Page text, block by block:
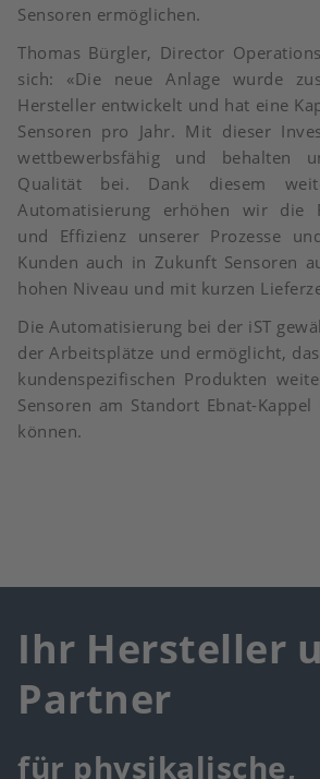
Sensoren ermöglichen.
Thomas Bürgler, Director
sich: «Die neue Anlage wurde
Hersteller entwickelt und hat eine
Sensoren pro Jahr. Mit dieser
wettbewerbsfähig und behalten
Qualität bei. Dank diesem
Automatisierung erhöhen wir die
und Effizienz unserer Prozesse
Kunden auch in Zukunft Sensoren
hohen Niveau und mit kurzen
Die Automatisierung bei der iST
der Arbeitsplätze und ermöglicht,
kundenspezifischen Produkten
Sensoren am Standort Ebnat-
können.
Ihr Hersteller
Partner
für physikalische,